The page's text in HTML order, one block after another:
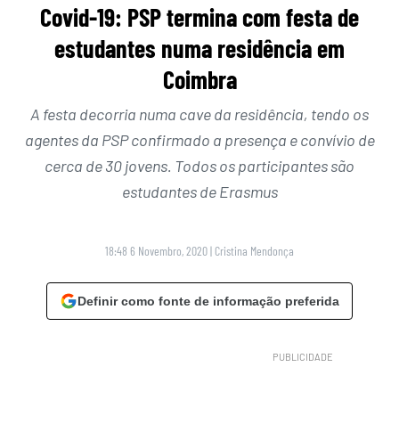
Covid-19: PSP termina com festa de
estudantes numa residência em
Coimbra
A festa decorria numa cave da residência, tendo os
agentes da PSP confirmado a presença e convívio de
cerca de 30 jovens. Todos os participantes são
estudantes de Erasmus
18:48 6 Novembro, 2020| Cristina Mendonça
Definir como fonte de informação preferida